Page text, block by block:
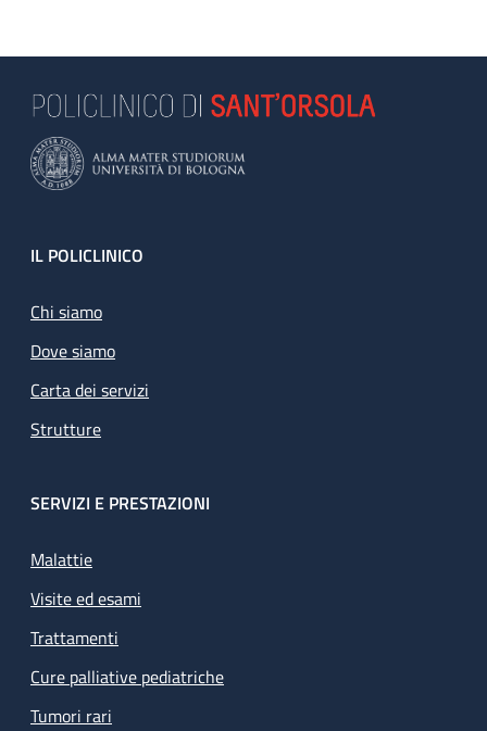
Footer
IL POLICLINICO
Chi siamo
Dove siamo
Carta dei servizi
Strutture
SERVIZI E PRESTAZIONI
Malattie
Visite ed esami
Trattamenti
Cure palliative pediatriche
Tumori rari